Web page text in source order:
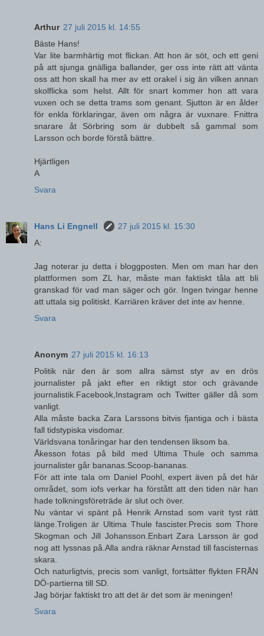
Arthur 27 juli 2015 kl. 14:55
Bäste Hans!
Var lite barmhärtig mot flickan. Att hon är söt, och ett geni
på att sjunga gnälliga ballander, ger oss inte rätt att vänta
oss att hon skall ha mer av ett orakel i sig än vilken annan
skolflicka som helst. Allt för snart kommer hon att vara
vuxen och se detta trams som genant. Sjutton är en ålder
för enkla förklaringar, även om några är vuxnare. Fnittra
snarare åt Sörbring som är dubbelt så gammal som
Larsson och borde förstå bättre.
Hjärtligen
A
Svara
Hans Li Engnell
27 juli 2015 kl. 15:30
A:
Jag noterar ju detta i bloggposten. Men om man har den
plattformen som ZL har, måste man faktiskt tåla att bli
granskad för vad man säger och gör. Ingen tvingar henne
att uttala sig politiskt. Karriären kräver det inte av henne.
Svara
Anonym 27 juli 2015 kl. 16:13
Politik när den är som allra sämst styr av en drös
journalister på jakt efter en riktigt stor och grävande
journalistik.Facebook,Instagram och Twitter gäller då som
vanligt.
Alla måste backa Zara Larssons bitvis fjantiga och i bästa
fall tidstypiska visdomar.
Världsvana tonåringar har den tendensen liksom ba.
Åkesson fotas på bild med Ultima Thule och samma
journalister går bananas.Scoop-bananas.
För att inte tala om Daniel Poohl, expert även på det här
området, som iofs verkar ha förstått att den tiden när han
hade tolkningsföreträde är slut och över.
Nu väntar vi spänt på Henrik Arnstad som varit tyst rätt
länge.Troligen är Ultima Thule fascister.Precis som Thore
Skogman och Jill Johansson.Enbart Zara Larsson är god
nog att lyssnas på.Alla andra räknar Arnstad till fascisternas
skara.
Och naturligtvis, precis som vanligt, fortsätter flykten FRÅN
DÖ-partierna till SD.
Jag börjar faktiskt tro att det är det som är meningen!
Svara